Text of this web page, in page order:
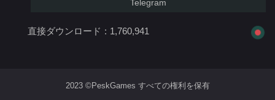
直接ダウンロード : 1,760,941
2023 ©PeskGames すべての権利を保有